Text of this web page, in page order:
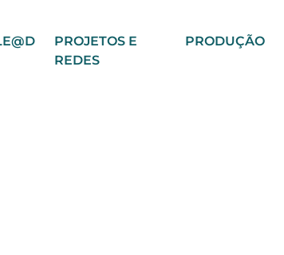
PROJETOS E
REDES
PRODUÇÃO